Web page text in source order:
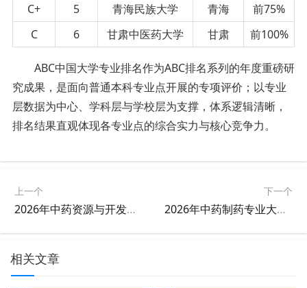
C+
5 青海民族大学 青海
前75%
C
6 甘肃中医药大学 甘肃 前100%
ABC中国大学专业排名作为ABC排名系列的年度重磅研
究成果，是面向普通本科专业点开展的专项评价； 以专业
层数据为中心、学科层与学校层为支撑，体系逻辑清晰，
排名结果直观体现各专业点的综合实力与核心竞争力。
上一个
2026年中药资源与开发专业大学排名
下一个
2026年中药制药专业大学排名
相关文章